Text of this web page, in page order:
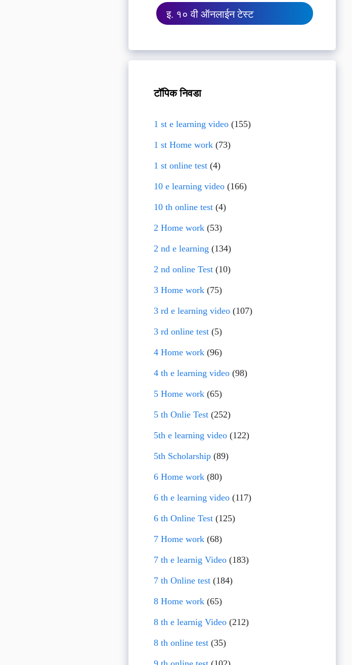
इ. १० वी ऑनलाईन टेस्ट
टॉपिक निवडा
1 st e learning video(155)
1 st Home work(73)
1 st online test(4)
10 e learning video(166)
10 th online test(4)
2 Home work(53)
2 nd e learning (134)
2 nd online Test(10)
3 Home work(75)
3 rd e learning video(107)
3 rd online test(5)
4 Home work(96)
4 th e learning video(98)
5 Home work(65)
5 th Onlie Test(252)
5th e learning video(122)
5th Scholarship(89)
6 Home work(80)
6 th e learning video(117)
6 th Online Test(125)
7 Home work(68)
7 th e learnig Video(183)
7 th Online test(184)
8 Home work(65)
8 th e learnig Video(212)
8 th online test(35)